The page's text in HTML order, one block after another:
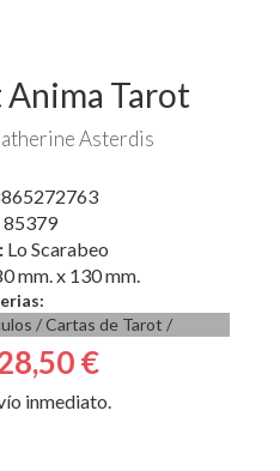
Anima Tarot
Asterdis
85379
Lo Scarabeo
mm. x 130 mm.
/Cartas de Tarot /
€
inmediato.